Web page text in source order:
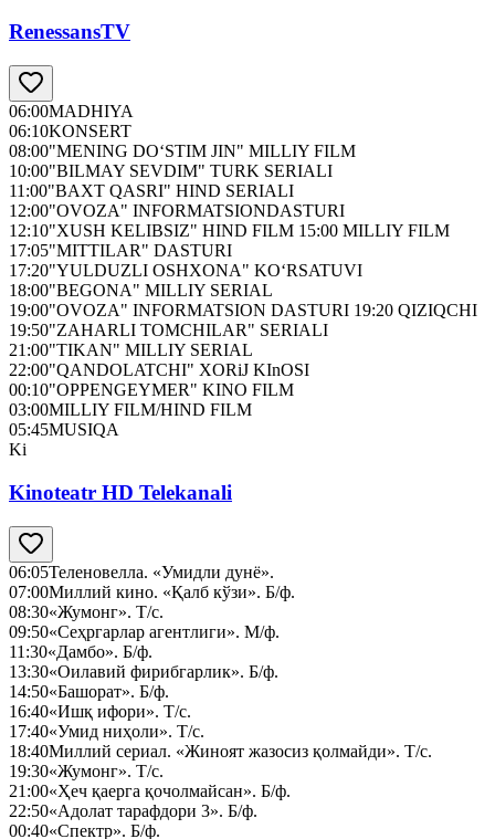
RenessansTV
06:00MADHIYA
06:10KONSERT
08:00"MENING DO‘STIM JIN" MILLIY FILM
10:00"BILMAY SEVDIM" TURK SERIALI
11:00"BAXT QASRI" HIND SERIALI
12:00"OVOZA" INFORMATSIONDASTURI
12:10"XUSH KELIBSIZ" HIND FILM 15:00 MILLIY FILM
17:05"MITTILAR" DASTURI
17:20"YULDUZLI OSHXONA" KO‘RSATUVI
18:00"BEGONA" MILLIY SERIAL
19:00"OVOZA" INFORMATSION DASTURI 19:20 QIZIQCHI
19:50"ZAHARLI TOMCHILAR" SERIALI
21:00"TIKAN" MILLIY SERIAL
22:00"QANDOLATCHI" XORiJ KInOSI
00:10"OPPENGEYMER" KINO FILM
03:00MILLIY FILM/HIND FILM
05:45MUSIQA
Ki
Kinoteatr HD Telekanali
06:05Теленовелла. «Умидли дунё».
07:00Миллий кино. «Қалб кўзи». Б/ф.
08:30«Жумонг». Т/с.
09:50«Сеҳргарлар агентлиги». М/ф.
11:30«Дамбо». Б/ф.
13:30«Оилавий фирибгарлик». Б/ф.
14:50«Башорат». Б/ф.
16:40«Ишқ ифори». Т/с.
17:40«Умид ниҳоли». Т/с.
18:40Миллий сериал. «Жиноят жазосиз қолмайди». Т/с.
19:30«Жумонг». Т/с.
21:00«Ҳеч қаерга қочолмайсан». Б/ф.
22:50«Адолат тарафдори 3». Б/ф.
00:40«Спектр». Б/ф.